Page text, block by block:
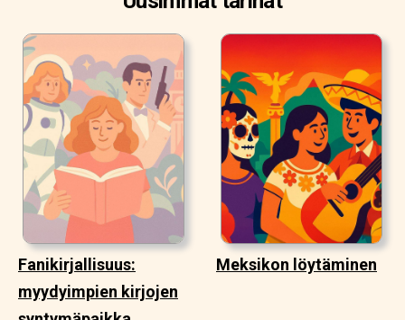
Fanikirjallisuus:
myydyimpien kirjojen
Meksikon löytäminen